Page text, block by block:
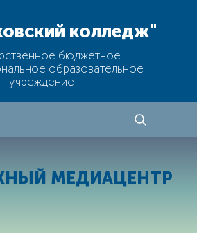
колледж"
бюджетное
образовательное
учреждение
МЕДИАЦЕНТР